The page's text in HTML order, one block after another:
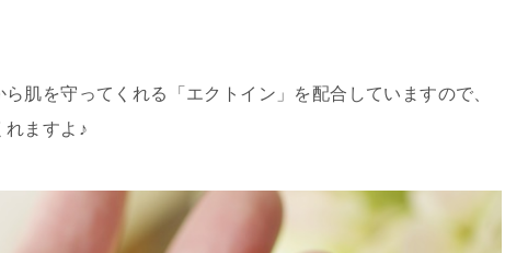
肌を守ってくれる「エクトイン」を配合していますので、
れますよ♪